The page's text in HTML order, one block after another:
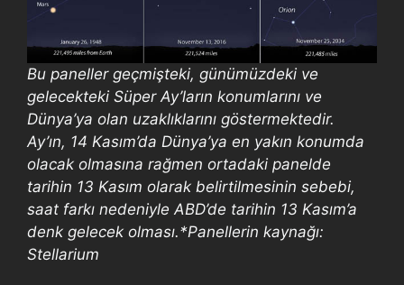
Bu paneller geçmişteki, günümüzdeki ve
gelecekteki Süper Ay’ların konumlarını ve
Dünya’ya olan uzaklıklarını göstermektedir.
Ay’ın, 14 Kasım’da Dünya’ya en yakın konumda
olacak olmasına rağmen ortadaki panelde
tarihin 13 Kasım olarak belirtilmesinin sebebi,
saat farkı nedeniyle ABD’de tarihin 13 Kasım’a
denk gelecek olması.*Panellerin kaynağı:
Stellarium